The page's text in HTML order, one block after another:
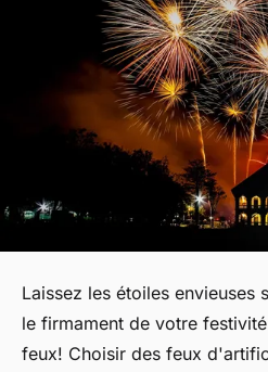
Laissez les étoiles envieuses
le firmament de votre
feux! Choisir des feux